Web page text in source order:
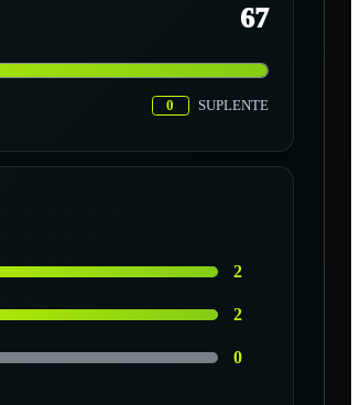
67
0 SUPLENTE
2
2
0